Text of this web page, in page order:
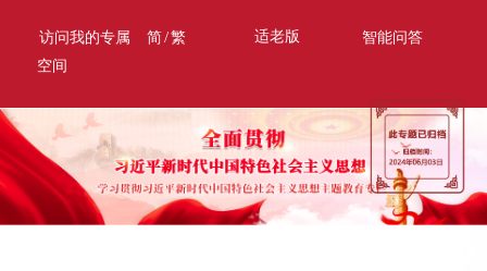
访问我的专属
空间
简/繁 适老版 智能问答